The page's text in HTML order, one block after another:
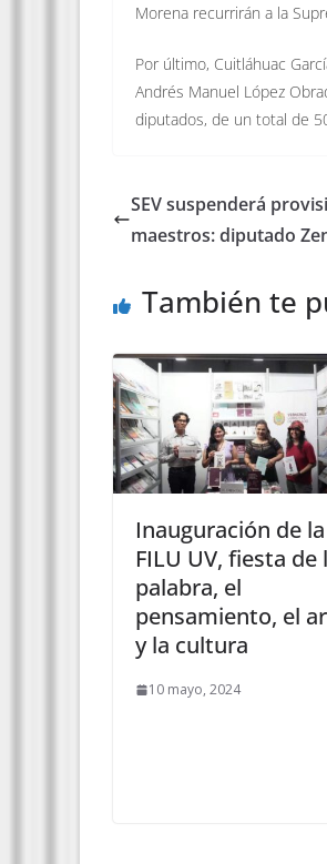
Morena recurrirán a la
Por último, Cuitláhuac
Andrés Manuel López
diputados, de un total de
SEV suspenderá
maestros: diputado
También te
Inauguración de la
FILU UV, fiesta de
palabra, el
pensamiento, el
y la cultura
10 mayo, 2024